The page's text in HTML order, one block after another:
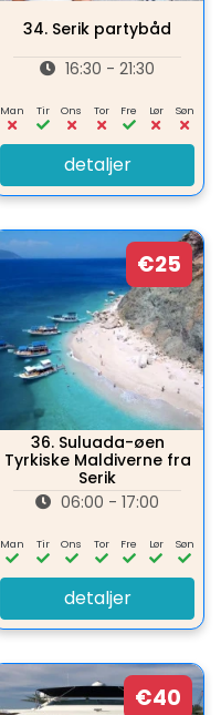
34. Serik partybåd
16:30 - 21:30
Man Tir Ons Tor Fre Lør Søn
detaljer
€25
36. Suluada-øen
Tyrkiske Maldiverne fra
Serik
06:00 - 17:00
Man Tir Ons Tor Fre Lør Søn
detaljer
€40